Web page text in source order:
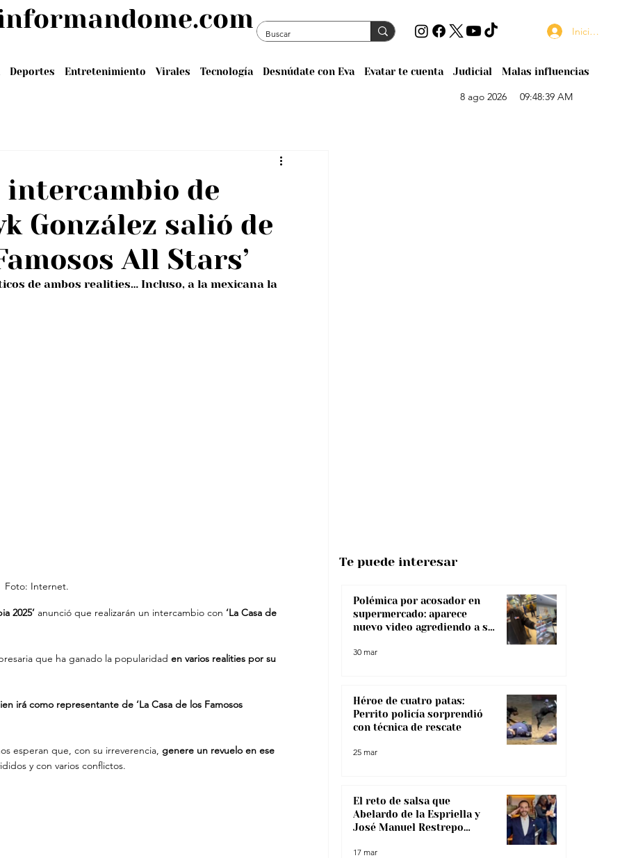
Deportes Entretenimiento Virales Tecnología Desnúdate con Eva Evatar te cuenta Judicial Malas influencias
Iniciar sesión
8 ago 2026 09:48:39 AM
intercambio de
González salió de
All Stars’
de ambos realities… Incluso, a la mexicana la
Foto: Internet.
2025’ anunció que realizarán un intercambio con ‘La Casa de
que ha ganado la popularidad en varios realities por su
irá como representante de ‘La Casa de los Famosos
esperan que, con su irreverencia, genere un revuelo en ese
y con varios conflictos.
Polémica por acosador en
supermercado: aparece
nuevo video agrediendo a su
30 mar
Héroe de cuatro patas:
Perrito policía sorprendió
con técnica de rescate
25 mar
El reto de salsa que
Abelardo de la Espriella y
José Manuel Restrepo
17 mar
Te puede interesar